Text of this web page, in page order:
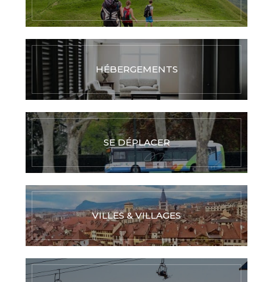
HÉBERGEMENTS
SE DÉPLACER
VILLES & VILLAGES